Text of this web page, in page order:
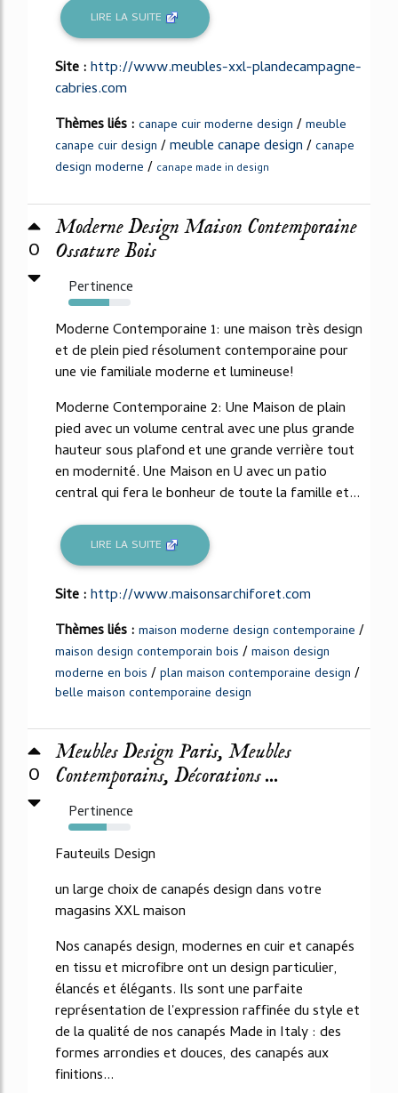
LIRE LA SUITE
Site :http://www.meubles-xxl-plandecampagne-
cabries.com
Thèmes liés : canape cuir moderne design /meuble
canape cuir design /meuble canape design/canape
design moderne / canape made in design
0
Moderne Design Maison Contemporaine
Ossature Bois
Pertinence
65%
Moderne Contemporaine 1: une maison très design
et de plein pied résolument contemporaine pour
une vie familiale moderne et lumineuse!
Moderne Contemporaine 2: Une Maison de plain
pied avec un volume central avec une plus grande
hauteur sous plafond et une grande verrière tout
en modernité. Une Maison en U avec un patio
central qui fera le bonheur de toute la famille et...
LIRE LA SUITE
Site :http://www.maisonsarchiforet.com
Thèmes liés : maison moderne design contemporaine /
maison design contemporain bois /maison design
moderne en bois /plan maison contemporaine design /
belle maison contemporaine design
0
Meubles Design Paris, Meubles
Contemporains, Décorations ...
Pertinence
61%
Fauteuils Design
un large choix de canapés design dans votre
magasins XXL maison
Nos canapés design, modernes en cuir et canapés
en tissu et microfibre ont un design particulier,
élancés et élégants. Ils sont une parfaite
représentation de l'expression raffinée du style et
de la qualité de nos canapés Made in Italy : des
formes arrondies et douces, des canapés aux
finitions...